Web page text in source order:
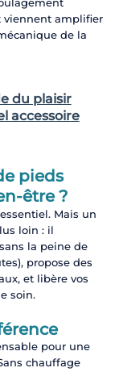
viennent amplifier
de la
du plaisir
accessoire
pieds
être ?
Mais un
loin : il
la peine de
propose des
et libère vos
soin.
pour une
chauffage